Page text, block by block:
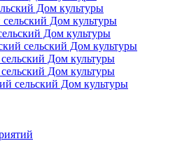
Дом культуры
сельский Дом культуры
Дом культуры
сельский Дом культуры
Дом культуры
Дом культуры
сельский Дом культуры